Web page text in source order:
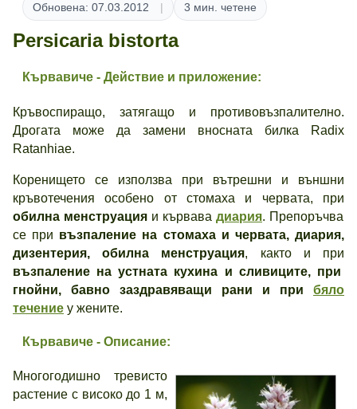
Обновена: 07.03.2012 3 мин. четене
Persicaria bistorta
Кървавиче - Действие и приложение:
Кръвоспиращо, затягащо и противовъзпалително.
Дрогата може да замени вносната билка Radix
Ratanhiae.
Коренището се използва при вътрешни и външни
кръвотечения особено от стомаха и червата, при
обилна менструация и кървава диария. Препоръчва
се при възпаление на стомаха и червата, диария,
дизентерия, обилна менструация, както и при
възпаление на устната кухина и сливиците, при
гнойни, бавно заздравяващи рани и при бяло
течение у жените.
Кървавиче - Описание:
Многогодишно тревисто
растение с високо до 1 м,